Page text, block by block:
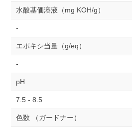
水酸基価溶液（mg KOH/g）
-
エポキシ当量（g/eq）
-
pH
7.5 - 8.5
色数 （ガードナー）